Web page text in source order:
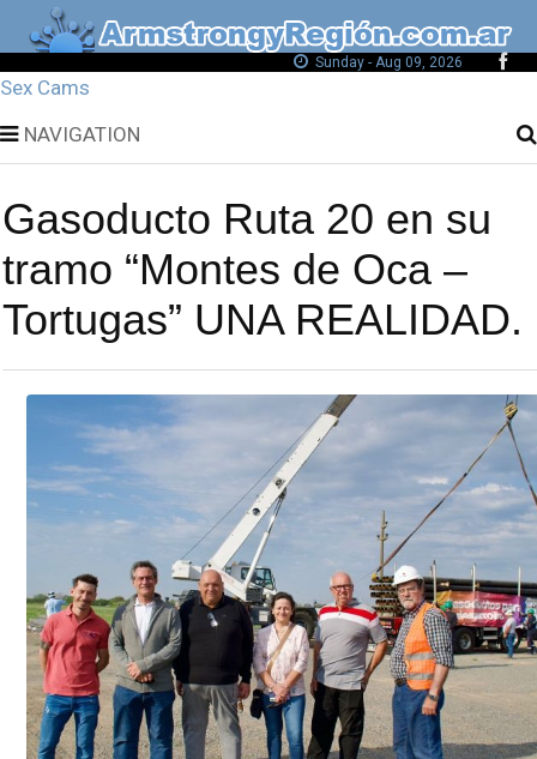
Sunday - Aug 09, 2026
Sex Cams
NAVIGATION
Gasoducto Ruta 20 en su
tramo “Montes de Oca –
Tortugas” UNA REALIDAD.